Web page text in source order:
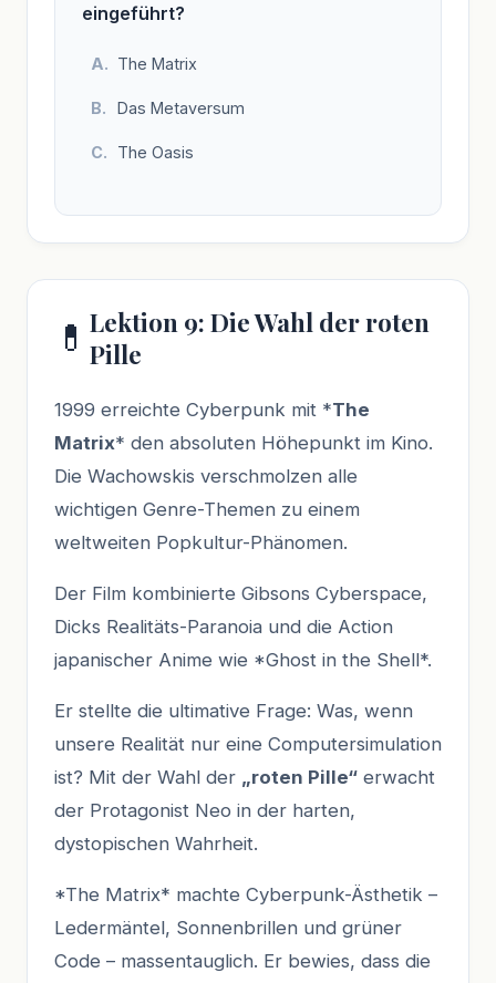
eingeführt?
The Matrix
Das Metaversum
The Oasis
💊 Lektion 9: Die Wahl der roten
Pille
1999 erreichte Cyberpunk mit *The
Matrix* den absoluten Höhepunkt im Kino.
Die Wachowskis verschmolzen alle
wichtigen Genre-Themen zu einem
weltweiten Popkultur-Phänomen.
Der Film kombinierte Gibsons Cyberspace,
Dicks Realitäts-Paranoia und die Action
japanischer Anime wie *Ghost in the Shell*.
Er stellte die ultimative Frage: Was, wenn
unsere Realität nur eine Computersimulation
ist? Mit der Wahl der „roten Pille“ erwacht
der Protagonist Neo in der harten,
dystopischen Wahrheit.
*The Matrix* machte Cyberpunk-Ästhetik –
Ledermäntel, Sonnenbrillen und grüner
Code – massentauglich. Er bewies, dass die